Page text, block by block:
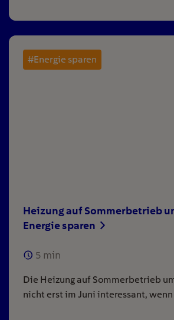
#Energie sparen
Heizung auf Sommerbetrieb
Energie sparen
5 min
Die Heizung auf Sommerbetrieb
nicht erst im Juni interessant,